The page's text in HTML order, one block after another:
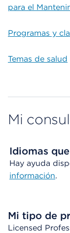
para el
Programas y
Temas de salud
Mi
Idiomas
Hay ayuda
información.
Mi tipo de
Licensed